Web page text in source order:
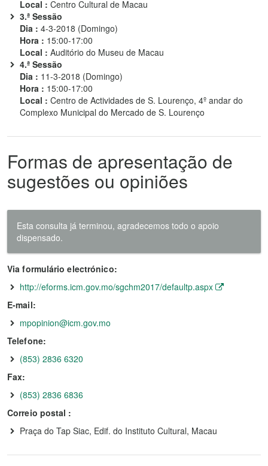
Local : Centro Cultural de Macau
3.ª Sessão
Dia : 4-3-2018 (Domingo)
Hora : 15:00-17:00
Local : Auditório do Museu de Macau
4.ª Sessão
Dia : 11-3-2018 (Domingo)
Hora : 15:00-17:00
Local : Centro de Actividades de S. Lourenço, 4º andar do
Complexo Municipal do Mercado de S. Lourenço
Formas de apresentação de
sugestões ou opiniões
Esta consulta já terminou, agradecemos todo o apoio
dispensado.
Via formulário electrónico:
http://eforms.icm.gov.mo/sgchm2017/defaultp.aspx
E-mail:
mpopinion@icm.gov.mo
Telefone:
(853) 2836 6320
Fax:
(853) 2836 6836
Correio postal :
Praça do Tap Siac, Edif. do Instituto Cultural, Macau